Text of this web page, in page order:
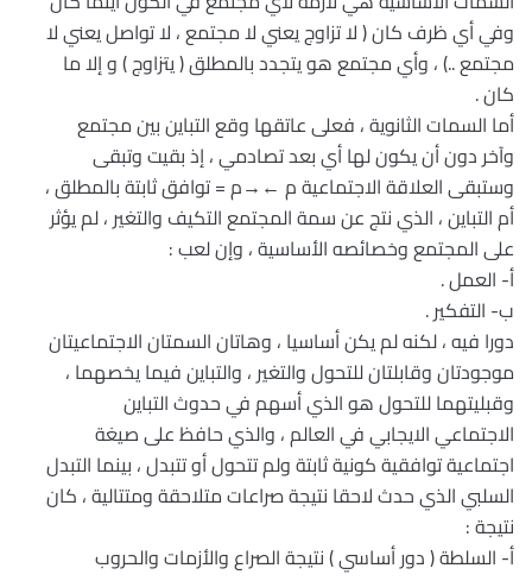
وفي أي ظرف كان ( لا تزاوج يعني لا مجتمع ، لا تواصل يعني لا
مجتمع ..) ، وأي مجتمع هو يتجدد بالمطلق ( يتزاوج ) و إلا ما
كان .
أما السمات الثانوية ، فعلى عاتقها وقع التباين بين مجتمع
وآخر دون أن يكون لها أي بعد تصادمي ، إذ بقيت وتبقى
وستبقى العلاقة الاجتماعية م ←→م = توافق ثابتة بالمطلق ،
أم التباين ، الذي نتج عن سمة المجتمع التكيف والتغير ، لم يؤثر
على المجتمع وخصائصه الأساسية ، وإن لعب :
أ- العمل .
ب- التفكير .
دورا فيه ، لكنه لم يكن أساسيا ، وهاتان السمتان الاجتماعيتان
موجودتان وقابلتان للتحول والتغير ، والتباين فيما يخصهما ،
وقبليتهما للتحول هو الذي أسهم في حدوث التباين
الاجتماعي الايجابي في العالم ، والذي حافظ على صيغة
اجتماعية توافقية كونية ثابتة ولم تتحول أو تتبدل ، بينما التبدل
السلبي الذي حدث لاحقا نتيجة صراعات متلاحقة ومتتالية ، كان
نتيجة :
أ‌- السلطة ( دور أساسي ) نتيجة الصراع والأزمات والحروب